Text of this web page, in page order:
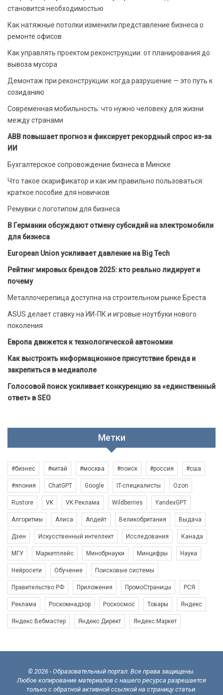
становится необходимостью
Как натяжные потолки изменили представление бизнеса о
ремонте офисов
Как управлять проектом реконструкции: от планирования до
вывоза мусора
Демонтаж при реконструкции: когда разрушение — это путь к
созиданию
Современная мобильность: что нужно человеку для жизни
между странами
ABB повышает прогноз и фиксирует рекордный спрос из-за
ИИ
Бухгалтерское сопровождение бизнеса в Минске
Что такое скарификатор и как им правильно пользоваться:
краткое пособие для новичков
Ремувки с логотипом для бизнеса
В Германии обсуждают отмену субсидий на электромобили
для бизнеса
European Union усиливает давление на Big Tech
Рейтинг мировых брендов 2025: кто реально лидирует и
почему
Металлочерепица доступна на строительном рынке Бреста
ASUS делает ставку на ИИ-ПК и игровые ноутбуки нового
поколения
Европа движется к технологической автономии
Как выстроить информационное присутствие бренда и
закрепиться в медиаполе
Голосовой поиск усиливает конкуренцию за «единственный
ответ» в SEO
Метки
#бизнес #китай #москва #поиск #россия #сша
#япония ChatGPT Google IT-специалисты Ozon
Rustore VK VK Реклама Wildberries YandexGPT
Алгоритмы Алиса Апдейт Великобритания Выдача
Дзен Искусственный интеллект Исследования Канада
МГУ Маркетплейс Минобрнауки Минцифры Наука
Нейросети Обучение Поисковые системы
Правительство РФ Приложения ПромоСтраницы РСЯ
Реклама Роскомнадзор Роскосмос Товары Яндекс
Яндекс.Вебмастер Яндекс.Директ Яндекс.Маркет
© 2026 - Образовательный портал. Все права защищены.
Любое копирование материалов с нашего ресурса разрешается
только с обратной активной ссылкой на страницу статьи.